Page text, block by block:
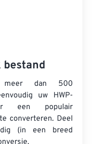
meer dan 500
uw HWP-
een populair
converteren. Deel
(in een breed